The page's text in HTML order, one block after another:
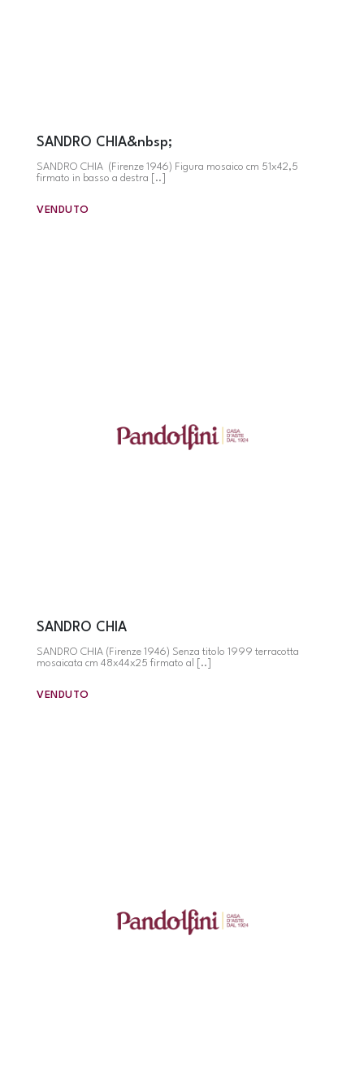
SANDRO CHIA&nbsp;
SANDRO CHIA (Firenze 1946) Figura mosaico cm 51x42,5
firmato in basso a destra [..]
VENDUTO
SANDRO CHIA
SANDRO CHIA (Firenze 1946) Senza titolo 1999 terracotta
mosaicata cm 48x44x25 firmato al [..]
VENDUTO